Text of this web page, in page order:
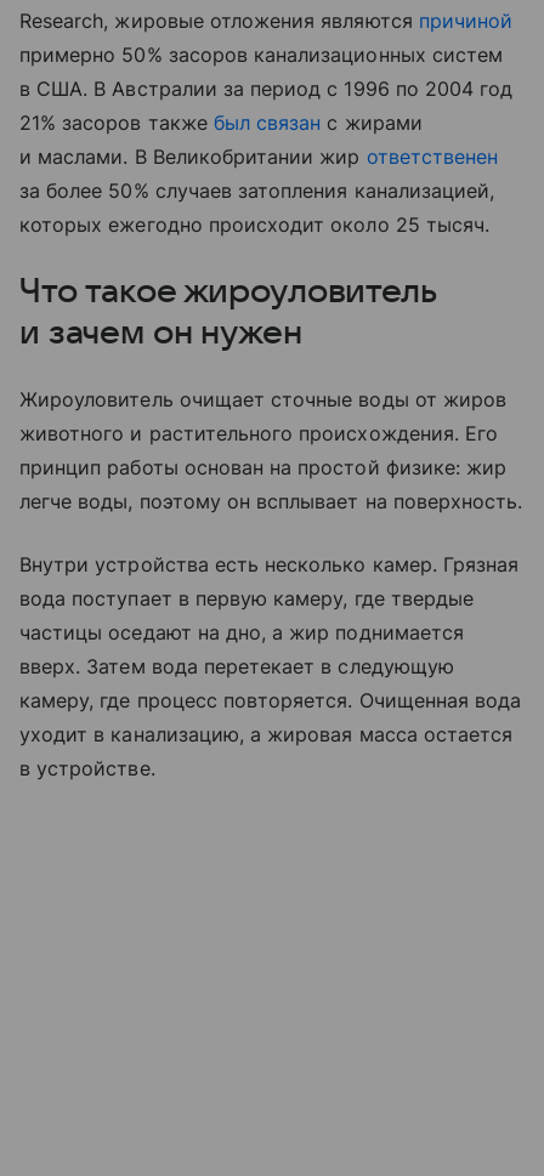
Research, жировые отложения являются причиной
примерно 50% засоров канализационных систем
в США. В Австралии за период с 1996 по 2004 год
21% засоров также был связан с жирами
и маслами. В Великобритании жир ответственен
за более 50% случаев затопления канализацией,
которых ежегодно происходит около 25 тысяч.
Что такое жироуловитель
и зачем он нужен
Жироуловитель очищает сточные воды от жиров
животного и растительного происхождения. Его
принцип работы основан на простой физике: жир
легче воды, поэтому он всплывает на поверхность.
Внутри устройства есть несколько камер. Грязная
вода поступает в первую камеру, где твердые
частицы оседают на дно, а жир поднимается
вверх. Затем вода перетекает в следующую
камеру, где процесс повторяется. Очищенная вода
уходит в канализацию, а жировая масса остается
в устройстве.